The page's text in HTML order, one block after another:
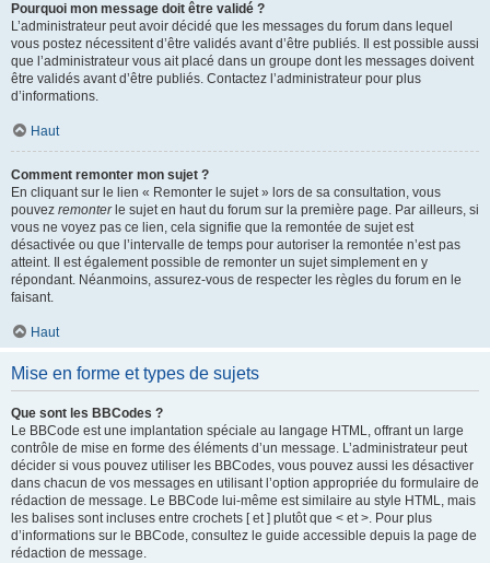
Pourquoi mon message doit être validé ?
L’administrateur peut avoir décidé que les messages du forum dans lequel
vous postez nécessitent d’être validés avant d’être publiés. Il est possible aussi
que l’administrateur vous ait placé dans un groupe dont les messages doivent
être validés avant d’être publiés. Contactez l’administrateur pour plus
d’informations.
Haut
Comment remonter mon sujet ?
En cliquant sur le lien « Remonter le sujet » lors de sa consultation, vous
pouvez remonterle sujet en haut du forum sur la première page. Par ailleurs, si
vous ne voyez pas ce lien, cela signifie que la remontée de sujet est
désactivée ou que l’intervalle de temps pour autoriser la remontée n’est pas
atteint. Il est également possible de remonter un sujet simplement en y
répondant. Néanmoins, assurez-vous de respecter les règles du forum en le
faisant.
Haut
Mise en forme et types de sujets
Que sont les BBCodes ?
Le BBCode est une implantation spéciale au langage HTML, offrant un large
contrôle de mise en forme des éléments d’un message. L’administrateur peut
décider si vous pouvez utiliser les BBCodes, vous pouvez aussi les désactiver
dans chacun de vos messages en utilisant l’option appropriée du formulaire de
rédaction de message. Le BBCode lui-même est similaire au style HTML, mais
les balises sont incluses entre crochets [ et ] plutôt que < et >. Pour plus
d’informations sur le BBCode, consultez le guide accessible depuis la page de
rédaction de message.